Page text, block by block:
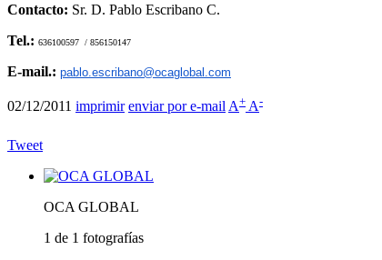
Contacto: Sr. D. Pablo Escribano C.
Tel.: 636100597 / 856150147
E-mail.: pablo.escribano@ocaglobal.com
02/12/2011 imprimir enviar por e-mail A+ A-
Tweet
OCA GLOBAL
1 de 1 fotografías